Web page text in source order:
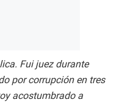
Fui juez durante
por corrupción en tres
acostumbrado a